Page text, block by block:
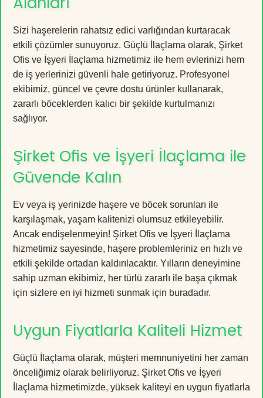
Alanları
Sizi haşerelerin rahatsız edici varlığından kurtaracak
etkili çözümler sunuyoruz. Güçlü İlaçlama olarak, Şirket
Ofis ve İşyeri İlaçlama hizmetimiz ile hem evlerinizi hem
de iş yerlerinizi güvenli hale getiriyoruz. Profesyonel
ekibimiz, güncel ve çevre dostu ürünler kullanarak,
zararlı böceklerden kalıcı bir şekilde kurtulmanızı
sağlıyor.
Şirket Ofis ve İşyeri İlaçlama ile
Güvende Kalın
Ev veya iş yerinizde haşere ve böcek sorunları ile
karşılaşmak, yaşam kalitenizi olumsuz etkileyebilir.
Ancak endişelenmeyin! Şirket Ofis ve İşyeri İlaçlama
hizmetimiz sayesinde, haşere problemleriniz en hızlı ve
etkili şekilde ortadan kaldırılacaktır. Yılların deneyimine
sahip uzman ekibimiz, her türlü zararlı ile başa çıkmak
için sizlere en iyi hizmeti sunmak için buradadır.
Uygun Fiyatlarla Kaliteli Hizmet
Güçlü İlaçlama olarak, müşteri memnuniyetini her zaman
önceliğimiz olarak belirliyoruz. Şirket Ofis ve İşyeri
İlaçlama hizmetimizde, yüksek kaliteyi en uygun fiyatlarla